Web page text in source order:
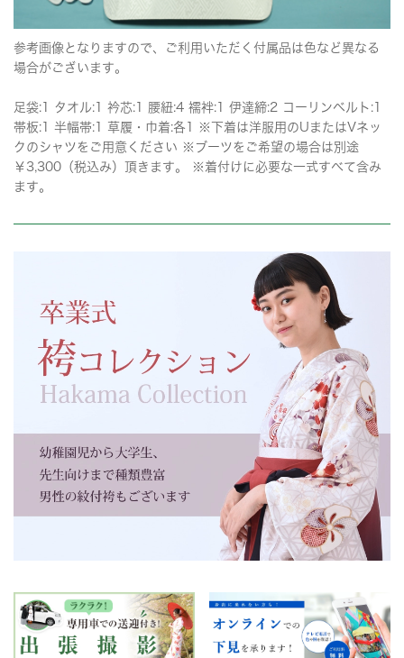
参考画像となりますので、ご利用いただく付属品は色など異なる
場合がございます。
足袋:1 タオル:1 衿芯:1 腰紐:4 襦袢:1 伊達締:2 コーリンベルト:1
帯板:1 半幅帯:1 草履・巾着:各1 ※下着は洋服用のUまたはVネッ
クのシャツをご用意ください ※ブーツをご希望の場合は別途
￥3,300（税込み）頂きます。 ※着付けに必要な一式すべて含み
ます。